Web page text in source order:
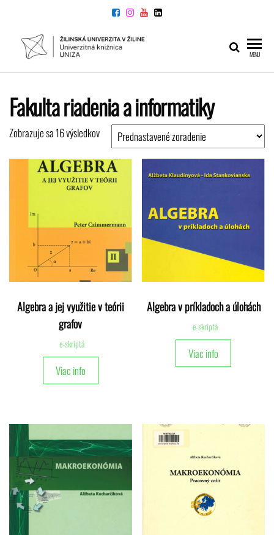
UNIVERZITNÁ
KNIŽNICA
MENU
Fakulta riadenia a informatiky
Zobrazuje sa 16 výsledkov
Algebra a jej využitie v teórii
grafov
e-skriptá
Viac info
Algebra v príkladoch a úlohách
e-skriptá
Viac info